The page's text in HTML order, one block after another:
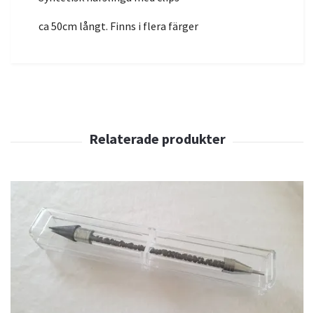
ca 50cm långt. Finns i flera färger